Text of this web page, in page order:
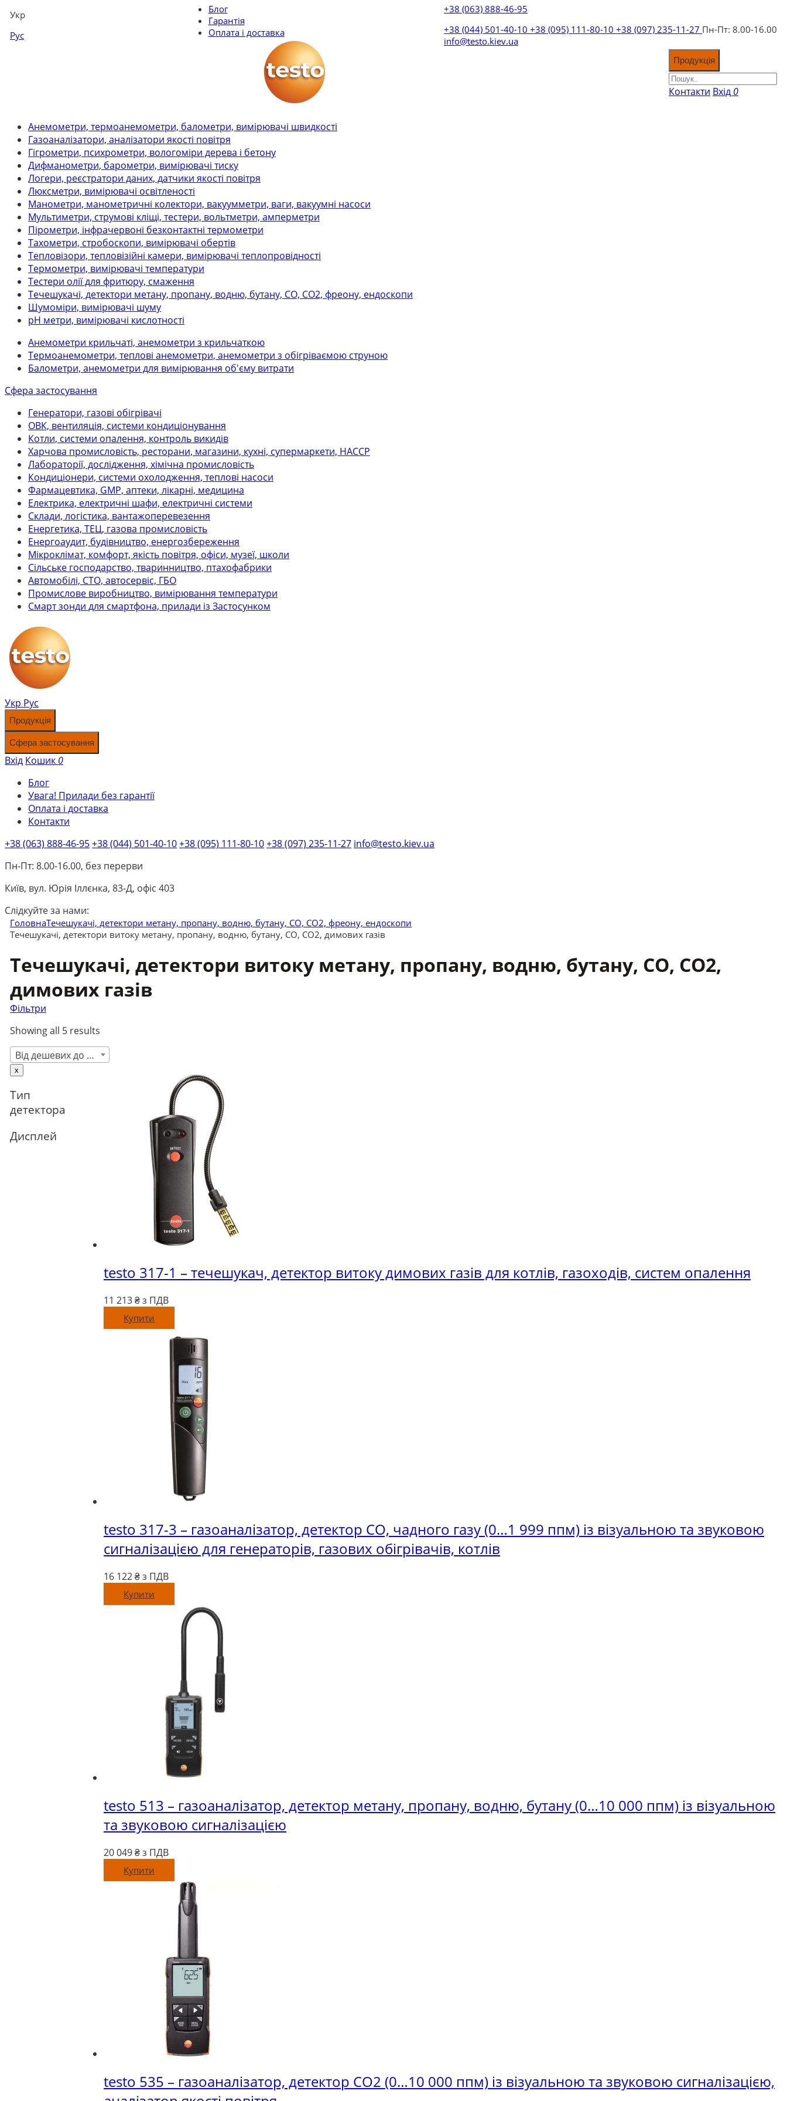
Укр
Рус
Блог
Гарантія
Оплата і доставка
+38 (063) 888-46-95
+38 (044) 501-40-10 +38 (095) 111-80-10 +38 (097) 235-11-27 Пн-Пт: 8.00-16.00
info@testo.kiev.ua
Продукція
Контакти Вхід 0
Анемометри, термоанемометри, балометри, вимірювачі швидкості
Газоаналізатори, аналізатори якості повітря
Гігрометри, психрометри, вологоміри дерева і бетону
Дифманометри, барометри, вимірювачі тиску
Логери, реєстратори даних, датчики якості повітря
Люксметри, вимірювачі освітленості
Манометри, манометричні колектори, вакуумметри, ваги, вакуумні насоси
Мультиметри, струмові кліщі, тестери, вольтметри, амперметри
Пірометри, інфрачервоні безконтактні термометри
Тахометри, стробоскопи, вимірювачі обертів
Тепловізори, тепловізійні камери, вимірювачі теплопровідності
Термометри, вимірювачі температури
Тестери олії для фритюру, смаження
Течешукачі, детектори метану, пропану, водню, бутану, СО, СО2, фреону, ендоскопи
Шумоміри, вимірювачі шуму
рН метри, вимірювачі кислотності
Анемометри крильчаті, анемометри з крильчаткою
Термоанемометри, теплові анемометри, анемометри з обігріваємою струною
Балометри, анемометри для вимірювання об'єму витрати
Сфера застосування
Генератори, газові обігрівачі
ОВК, вентиляція, системи кондиціонування
Котли, системи опалення, контроль викидів
Харчова промисловість, ресторани, магазини, кухні, супермаркети, НАССР
Лабораторії, дослідження, хімічна промисловість
Кондиціонери, системи охолодження, теплові насоси
Фармацевтика, GMP, аптеки, лікарні, медицина
Електрика, електричні шафи, електричні системи
Склади, логістика, вантажоперевезення
Енергетика, ТЕЦ, газова промисловість
Енергоаудит, будівництво, енергозбереження
Мікроклімат, комфорт, якість повітря, офіси, музеї, школи
Сільське господарство, тваринництво, птахофабрики
Автомобілі, СТО, автосервіс, ГБО
Промислове виробництво, вимірювання температури
Смарт зонди для смартфона, прилади із Застосунком
Укр Рус
Продукція
Сфера застосування
Вхід Кошик 0
Блог
Увага! Прилади без гарантії
Оплата і доставка
Контакти
+38 (063) 888-46-95+38 (044) 501-40-10+38 (095) 111-80-10+38 (097) 235-11-27 info@testo.kiev.ua
Пн-Пт: 8.00-16.00, без перерви
Київ, вул. Юрія Іллєнка, 83-Д, офіс 403
Слідкуйте за нами:
ГоловнаТечешукачі, детектори метану, пропану, водню, бутану, СО, СО2, фреону, ендоскопи
Течешукачі, детектори витоку метану, пропану, водню, бутану, CO, CO2, димових газів
Течешукачі, детектори витоку метану, пропану, водню, бутану, CO, CO2,
димових газів
Фільтри
Showing all 5 results
Від дешевих до дорогих
x
Тип
детектора
Дисплей
testo 317-1 – течешукач, детектор витоку димових газів для котлів, газоходів, систем опалення
11 213₴ з ПДВ
Купити
testo 317-3 – газоаналізатор, детектор СО, чадного газу (0…1 999 ппм) із візуальною та звуковою
сигналізацією для генераторів, газових обігрівачів, котлів
16 122₴ з ПДВ
Купити
testo 513 – газоаналізатор, детектор метану, пропану, водню, бутану (0…10 000 ппм) із візуальною
та звуковою сигналізацією
20 049₴ з ПДВ
Купити
testo 535 – газоаналізатор, детектор СО2 (0…10 000 ппм) із візуальною та звуковою сигналізацією,